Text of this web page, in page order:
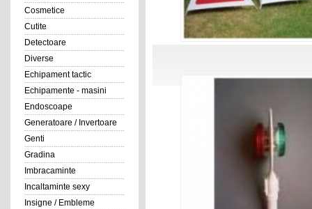
Cosmetice
Cutite
Detectoare
Diverse
Echipament tactic
Echipamente - masini
Endoscoape
Generatoare / Invertoare
Genti
Gradina
Imbracaminte
Incaltaminte sexy
Insigne / Embleme